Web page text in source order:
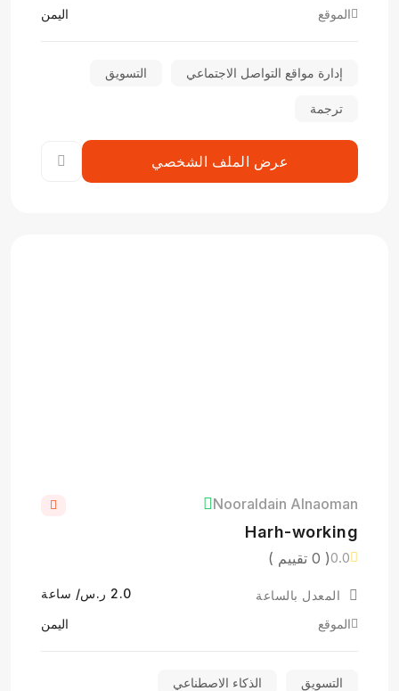
الموقع
اليمن
إدارة مواقع التواصل الاجتماعي التسويق
ترجمة
عرض الملف الشخصي
Nooraldain Alnaoman
Harh-working
0.0( 0 تقييم )
المعدل بالساعة
2.0 ر.س/ ساعة
الموقع
اليمن
التسويق الذكاء الاصطناعي